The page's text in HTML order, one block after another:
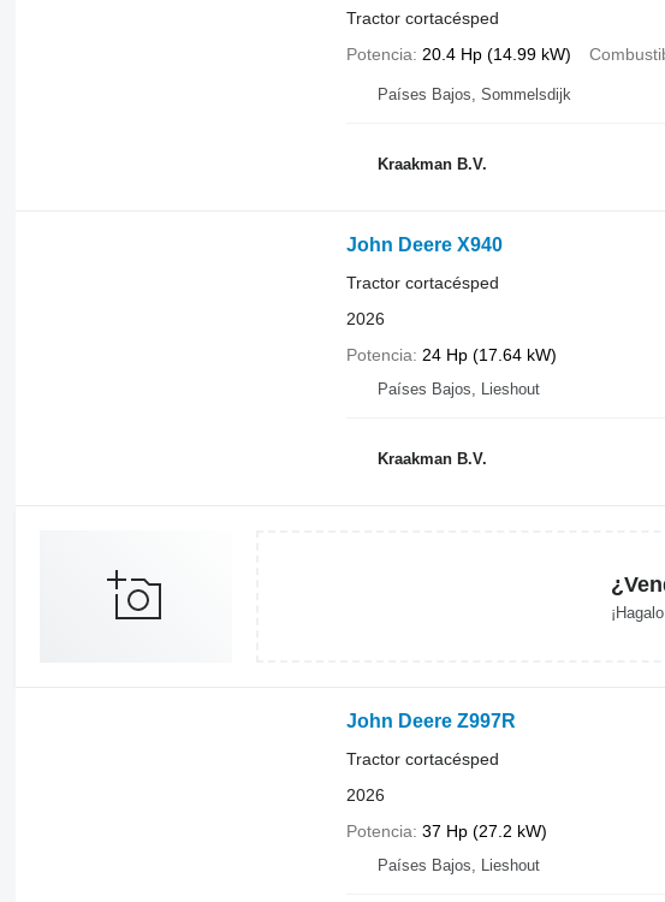
Tractor cortacésped
Potencia
20.4 Hp (14.99 kW)
Países Bajos, Sommelsdijk
Kraakman B.V.
John Deere X940
Tractor cortacésped
2026
Potencia 24 Hp (17.64 kW)
Países Bajos, Lieshout
Kraakman B.V.
John Deere Z997R
Tractor cortacésped
2026
Potencia 37 Hp (27.2 kW)
Países Bajos, Lieshout